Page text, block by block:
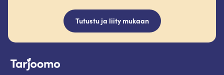
Tutustu ja liity mukaan